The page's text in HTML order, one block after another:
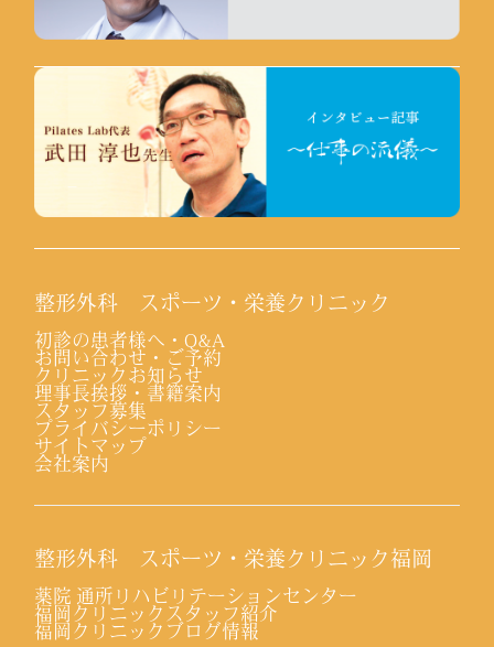
整形外科 スポーツ・栄養クリニック
初診の患者様へ・Q&A
お問い合わせ・ご予約
クリニックお知らせ
理事長挨拶・書籍案内
スタッフ募集
プライバシーポリシー
サイトマップ
会社案内
整形外科 スポーツ・栄養クリニック福岡
薬院 通所リハビリテーションセンター
福岡クリニックスタッフ紹介
福岡クリニックブログ情報